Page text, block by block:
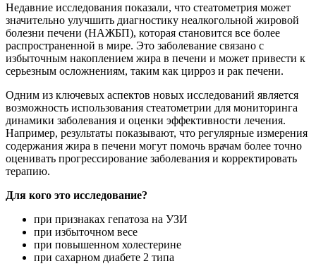
Недавние исследования показали, что стеатометрия может
значительно улучшить диагностику неалкогольной жировой
болезни печени (НАЖБП), которая становится все более
распространенной в мире. Это заболевание связано с
избыточным накоплением жира в печени и может привести к
серьезным осложнениям, таким как цирроз и рак печени.
Одним из ключевых аспектов новых исследований является
возможность использования стеатометрии для мониторинга
динамики заболевания и оценки эффективности лечения.
Например, результаты показывают, что регулярные измерения
содержания жира в печени могут помочь врачам более точно
оценивать прогрессирование заболевания и корректировать
терапию.
Для кого это исследование?
при признаках гепатоза на УЗИ
при избыточном весе
при повышенном холестерине
при сахарном диабете 2 типа